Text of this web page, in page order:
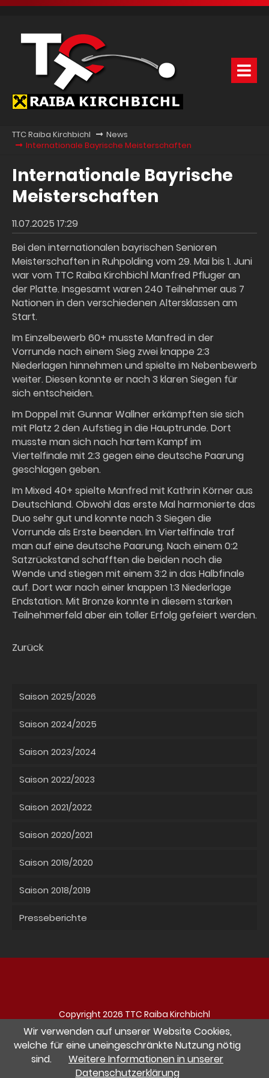
TTC Raiba Kirchbichl
News
Internationale Bayrische Meisterschaften
Internationale Bayrische
Meisterschaften
11.07.2025 17:29
Bei den internationalen bayrischen Senioren
Meisterschaften in Ruhpolding vom 29. Mai bis 1. Juni
war vom TTC Raiba Kirchbichl Manfred Pfluger an
der Platte. Insgesamt waren 240 Teilnehmer aus 7
Nationen in den verschiedenen Altersklassen am
Start.
Im Einzelbewerb 60+ musste Manfred in der
Vorrunde nach einem Sieg zwei knappe 2:3
Niederlagen hinnehmen und spielte im Nebenbewerb
weiter. Diesen konnte er nach 3 klaren Siegen für
sich entscheiden.
Im Doppel mit Gunnar Wallner erkämpften sie sich
mit Platz 2 den Aufstieg in die Hauptrunde. Dort
musste man sich nach hartem Kampf im
Viertelfinale mit 2:3 gegen eine deutsche Paarung
geschlagen geben.
Im Mixed 40+ spielte Manfred mit Kathrin Körner aus
Deutschland. Obwohl das erste Mal harmonierte das
Duo sehr gut und konnte nach 3 Siegen die
Vorrunde als Erste beenden. Im Viertelfinale traf
man auf eine deutsche Paarung. Nach einem 0:2
Satzrückstand schafften die beiden noch die
Wende und stiegen mit einem 3:2 in das Halbfinale
auf. Dort war nach einer knappen 1:3 Niederlage
Endstation. Mit Bronze konnte in diesem starken
Teilnehmerfeld aber ein toller Erfolg gefeiert werden.
Zurück
Saison 2025/2026
Saison 2024/2025
Saison 2023/2024
Saison 2022/2023
Saison 2021/2022
Saison 2020/2021
Saison 2019/2020
Saison 2018/2019
Presseberichte
Copyright 2026 TTC Raiba Kirchbichl
Navigation
überspringen
Impressum Datenschutz Kontakt
Besuche uns auf Facebook
Wir verwenden auf unserer Website Cookies,
welche für eine uneingeschränkte Nutzung nötig
sind.
Weitere Informationen in unserer
Datenschutzerklärung